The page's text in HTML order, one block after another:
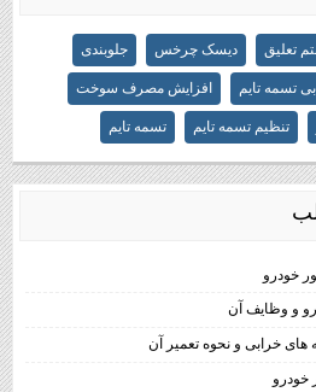
تعلیق دیسک چرخس جلوبندی
تسمه تایم افزایش مصرف سوخت
تنظیم تسمه تایم تسمه تایم
خودرو
و وظایف آن
خرابی و نحوه تعمیر آن
خودرو